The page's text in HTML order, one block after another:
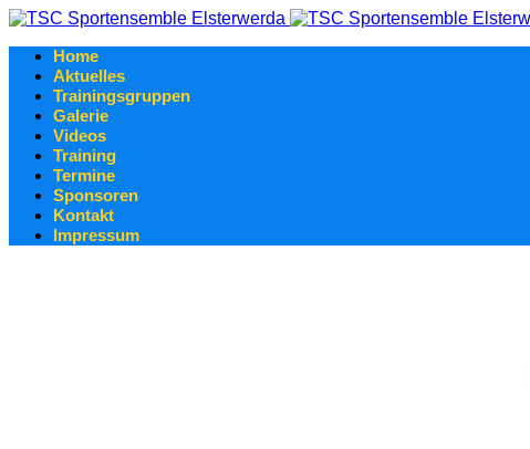
Home
Aktuelles
Trainingsgruppen
Galerie
Videos
Training
Termine
Sponsoren
Kontakt
Impressum